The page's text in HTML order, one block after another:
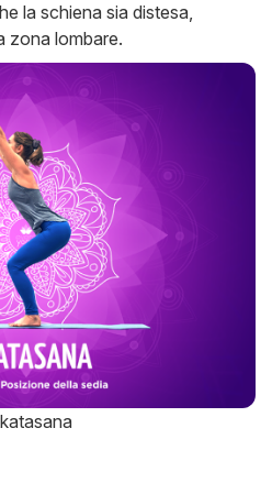
la schiena sia distesa,
zona lombare.